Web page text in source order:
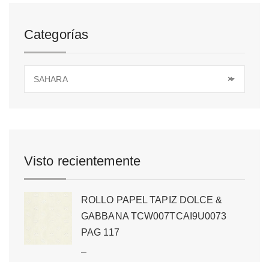
Categorías
×
SAHARA
Visto recientemente
ROLLO PAPEL TAPIZ DOLCE &
GABBANA TCW007TCAI9U0073
PAG 117
–